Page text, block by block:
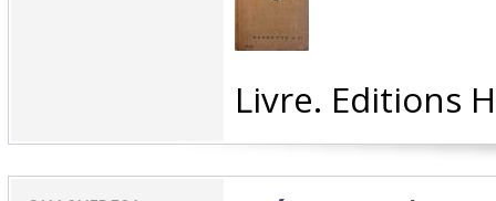
‎Livre. Editions